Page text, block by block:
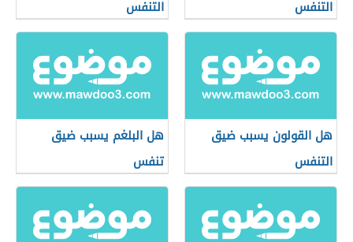
التنفس التنفس
هل القولون يسبب ضيق
التنفس
هل البلغم يسبب ضيق
تنفس